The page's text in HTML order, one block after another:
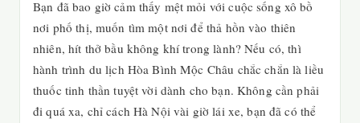
Bạn đã bao giờ cảm thấy mệt mỏi với cuộc sống xô bồ
nơi phố thị, muốn tìm một nơi để thả hồn vào thiên
nhiên, hít thở bầu không khí trong lành? Nếu có, thì
hành trình du lịch Hòa Bình Mộc Châu chắc chắn là liều
thuốc tinh thần tuyệt vời dành cho bạn. Không cần phải
đi quá xa, chỉ cách Hà Nội vài giờ lái xe, bạn đã có thể